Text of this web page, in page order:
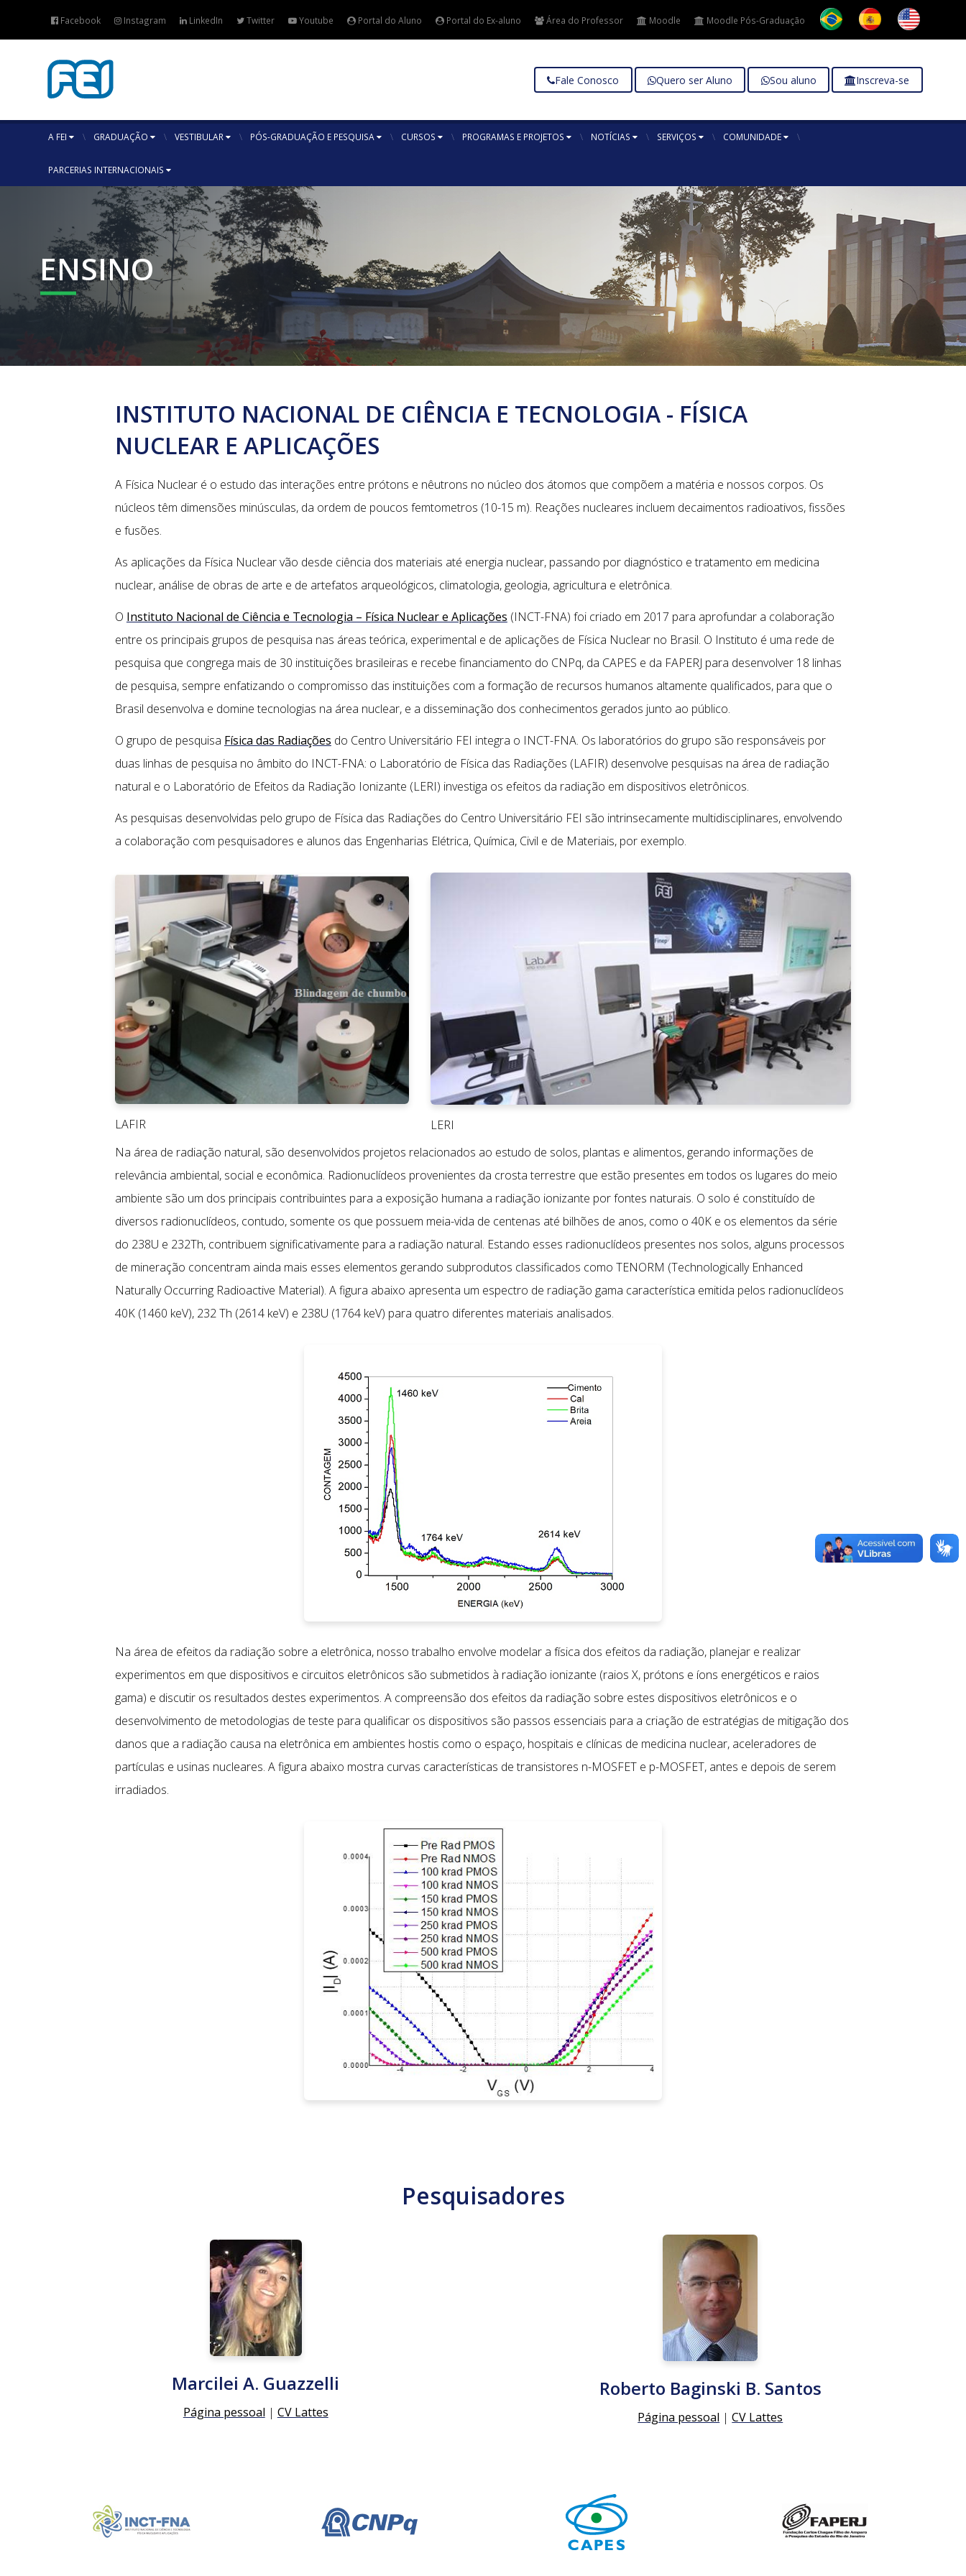
Facebook Instagram LinkedIn Twitter Youtube Portal do Aluno Portal do Ex-aluno Área do Professor Moodle Moodle Pós-Graduação
Fale Conosco Quero ser Aluno Sou aluno Inscreva-se
A FEI GRADUAÇÃO VESTIBULAR PÓS-GRADUAÇÃO E PESQUISA CURSOS PROGRAMAS E PROJETOS NOTÍCIAS SERVIÇOS COMUNIDADE
PARCERIAS INTERNACIONAIS
ENSINO
INSTITUTO NACIONAL DE CIÊNCIA E TECNOLOGIA - FÍSICA
NUCLEAR E APLICAÇÕES
A Física Nuclear é o estudo das interações entre prótons e nêutrons no núcleo dos átomos que compõem a matéria e nossos corpos. Os
núcleos têm dimensões minúsculas, da ordem de poucos femtometros (10-15 m). Reações nucleares incluem decaimentos radioativos, fissões
e fusões.
As aplicações da Física Nuclear vão desde ciência dos materiais até energia nuclear, passando por diagnóstico e tratamento em medicina
nuclear, análise de obras de arte e de artefatos arqueológicos, climatologia, geologia, agricultura e eletrônica.
O Instituto Nacional de Ciência e Tecnologia – Física Nuclear e Aplicações (INCT-FNA) foi criado em 2017 para aprofundar a colaboração
entre os principais grupos de pesquisa nas áreas teórica, experimental e de aplicações de Física Nuclear no Brasil. O Instituto é uma rede de
pesquisa que congrega mais de 30 instituições brasileiras e recebe financiamento do CNPq, da CAPES e da FAPERJ para desenvolver 18 linhas
de pesquisa, sempre enfatizando o compromisso das instituições com a formação de recursos humanos altamente qualificados, para que o
Brasil desenvolva e domine tecnologias na área nuclear, e a disseminação dos conhecimentos gerados junto ao público.
O grupo de pesquisa Física das Radiações do Centro Universitário FEI integra o INCT-FNA. Os laboratórios do grupo são responsáveis por
duas linhas de pesquisa no âmbito do INCT-FNA: o Laboratório de Física das Radiações (LAFIR) desenvolve pesquisas na área de radiação
natural e o Laboratório de Efeitos da Radiação Ionizante (LERI) investiga os efeitos da radiação em dispositivos eletrônicos.
As pesquisas desenvolvidas pelo grupo de Física das Radiações do Centro Universitário FEI são intrinsecamente multidisciplinares, envolvendo
a colaboração com pesquisadores e alunos das Engenharias Elétrica, Química, Civil e de Materiais, por exemplo.
LAFIR
LERI
Na área de radiação natural, são desenvolvidos projetos relacionados ao estudo de solos, plantas e alimentos, gerando informações de
relevância ambiental, social e econômica. Radionuclídeos provenientes da crosta terrestre que estão presentes em todos os lugares do meio
ambiente são um dos principais contribuintes para a exposição humana a radiação ionizante por fontes naturais. O solo é constituído de
diversos radionuclídeos, contudo, somente os que possuem meia-vida de centenas até bilhões de anos, como o 40K e os elementos da série
do 238U e 232Th, contribuem significativamente para a radiação natural. Estando esses radionuclídeos presentes nos solos, alguns processos
de mineração concentram ainda mais esses elementos gerando subprodutos classificados como TENORM (Technologically Enhanced
Naturally Occurring Radioactive Material). A figura abaixo apresenta um espectro de radiação gama característica emitida pelos radionuclídeos
40K (1460 keV), 232 Th (2614 keV) e 238U (1764 keV) para quatro diferentes materiais analisados.
Na área de efeitos da radiação sobre a eletrônica, nosso trabalho envolve modelar a física dos efeitos da radiação, planejar e realizar
experimentos em que dispositivos e circuitos eletrônicos são submetidos à radiação ionizante (raios X, prótons e íons energéticos e raios
gama) e discutir os resultados destes experimentos. A compreensão dos efeitos da radiação sobre estes dispositivos eletrônicos e o
desenvolvimento de metodologias de teste para qualificar os dispositivos são passos essenciais para a criação de estratégias de mitigação dos
danos que a radiação causa na eletrônica em ambientes hostis como o espaço, hospitais e clínicas de medicina nuclear, aceleradores de
partículas e usinas nucleares. A figura abaixo mostra curvas características de transistores n-MOSFET e p-MOSFET, antes e depois de serem
irradiados.
Pesquisadores
Marcilei A. Guazzelli
Página pessoal | CV Lattes
Roberto Baginski B. Santos
Página pessoal |CV Lattes